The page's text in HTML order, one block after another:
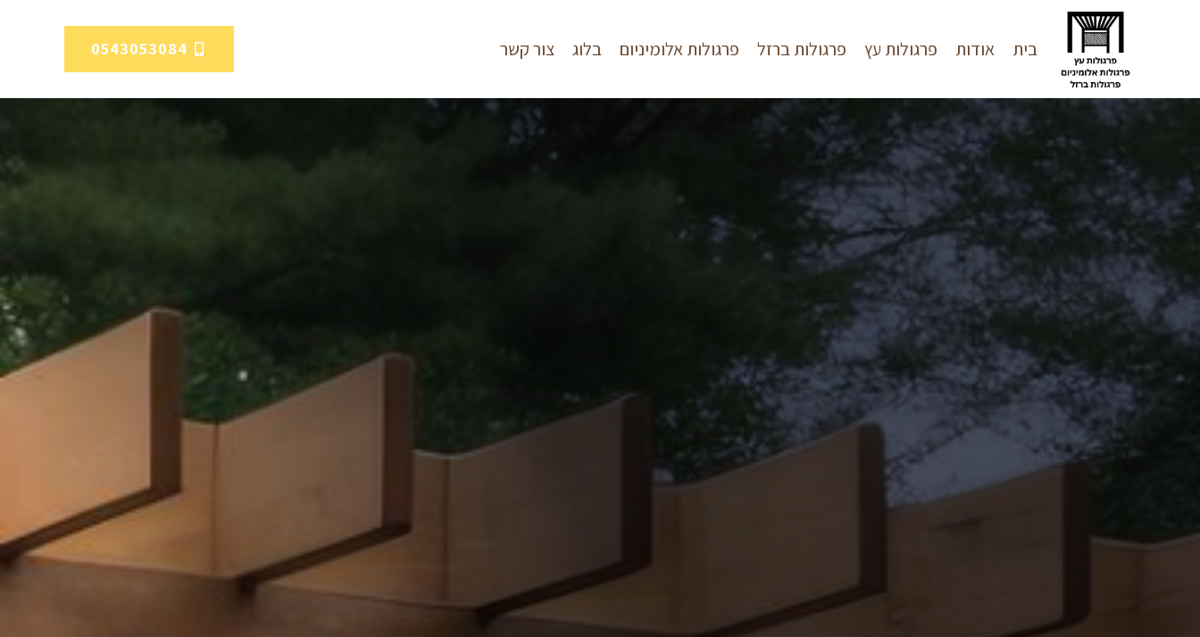
בית אודות פרגולות עץ פרגולות ברזל פרגולות אלומיניום בלוג צור קשר 0543053084